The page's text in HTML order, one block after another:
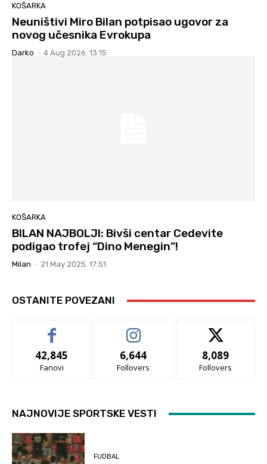
KOŠARKA
Neuništivi Miro Bilan potpisao ugovor za
novog učesnika Evrokupa
Darko - 4 Aug 2026. 13:15
KOŠARKA
BILAN NAJBOLJI: Bivši centar Cedevite
podigao trofej “Dino Menegin”!
Milan - 21 May 2025. 17:51
OSTANITE POVEZANI
42,845
Fanovi
6,644
Follovers
8,089
Follovers
NAJNOVIJE SPORTSKE VESTI
FUDBAL